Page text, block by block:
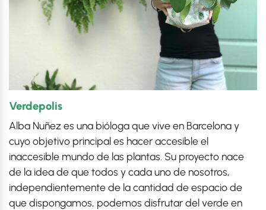
Verdepolis
Alba Nuñez es una bióloga que vive en Barcelona y
cuyo objetivo principal es hacer accesible el
inaccesible mundo de las plantas. Su proyecto nace
de la idea de que todos y cada uno de nosotros,
independientemente de la cantidad de espacio de
que dispongamos, podemos disfrutar del verde en